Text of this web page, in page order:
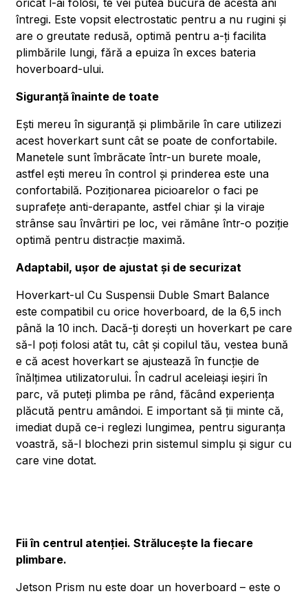
oricât l-ai folosi, te vei putea bucura de acesta ani
întregi. Este vopsit electrostatic pentru a nu rugini și
are o greutate redusă, optimă pentru a-ți facilita
plimbările lungi, fără a epuiza în exces bateria
hoverboard-ului.
Siguranță înainte de toate
Ești mereu în siguranță și plimbările în care utilizezi
acest hoverkart sunt cât se poate de confortabile.
Manetele sunt îmbrăcate într-un burete moale,
astfel ești mereu în control și prinderea este una
confortabilă. Poziționarea picioarelor o faci pe
suprafețe anti-derapante, astfel chiar și la viraje
strânse sau învârtiri pe loc, vei rămâne într-o poziție
optimă pentru distracție maximă.
Adaptabil, ușor de ajustat și de securizat
Hoverkart-ul Cu Suspensii Duble Smart Balance
este compatibil cu orice hoverboard, de la 6,5 inch
până la 10 inch. Dacă-ți dorești un hoverkart pe care
să-l poți folosi atât tu, cât și copilul tău, vestea bună
e că acest hoverkart se ajustează în funcție de
înălțimea utilizatorului. În cadrul aceleiași ieșiri în
parc, vă puteți plimba pe rând, făcând experiența
plăcută pentru amândoi. E important să ții minte că,
imediat după ce-i reglezi lungimea, pentru siguranța
voastră, să-l blochezi prin sistemul simplu și sigur cu
care vine dotat.
Fii în centrul atenției. Strălucește la fiecare
plimbare.
Jetson Prism nu este doar un hoverboard – este o